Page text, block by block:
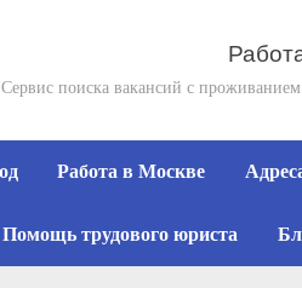
Сервис поиска вакансий с
Работа в Москве
Помощь трудового юриста